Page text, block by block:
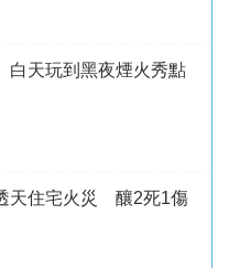
天玩到黑夜煙火秀點
天住宅火災 釀2死1傷